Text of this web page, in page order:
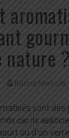
nature ?
Karine Melczer
sont
car ils
ou d’un